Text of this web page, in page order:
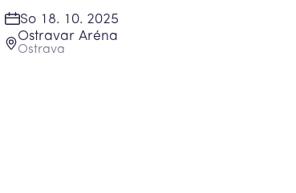
So 18. 10. 2025
Ostravar Aréna
Ostrava